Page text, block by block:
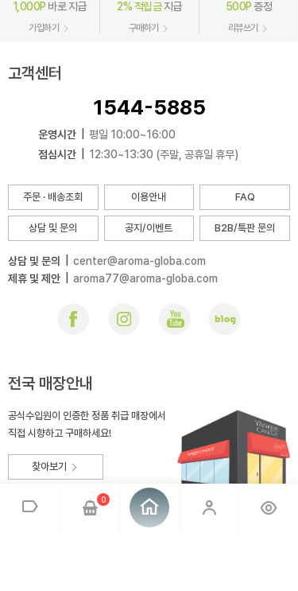
0
1,000P 바로 지급
가입하기
2% 적립금지급
구매하기
500P 증정
리뷰쓰기
고객센터
1544-5885
운영시간
평일 10:00~16:00
점심시간
12:30~13:30 (주말, 공휴일 휴무)
주문 · 배송조회 이용안내 FAQ
상담 및 문의 공지/이벤트 B2B/특판 문의
상담 및 문의
center@aroma-globa.com
제휴 및 제안
aroma77@aroma-globa.com
전국 매장안내
공식수입원이 인증한 정품 취급 매장에서
직접 시향하고 구매하세요!
찾아보기
브랜드소개